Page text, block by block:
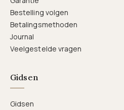
Bestelling volgen
Betalingsmethoden
Journal
Veelgestelde vragen
Gidsen
Gidsen